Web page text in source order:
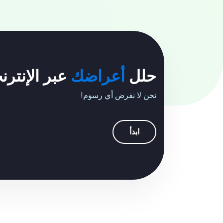
حلل أعراضك عبر
نحن لا نفرض أي رسوم!
ابدأ